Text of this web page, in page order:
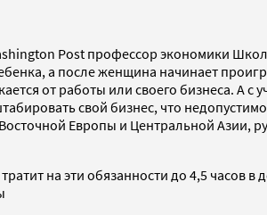
Post профессор экономики
а после женщина начинает
от работы или своего бизнеса. А с
свой бизнес, что
Европы и Центральной Азии,
на эти обязанности до 4,5 часов